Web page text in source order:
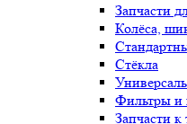
Запчасти
Колёса,
Стёкла
Фильтры и
Запчасти к